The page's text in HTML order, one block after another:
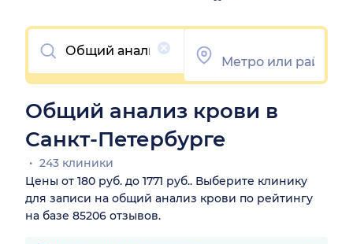
Очистить
Общий анализ крови в
Санкт-Петербурге
243 клиники
Цены от 180 руб. до 1771 руб.. Выберите клинику
для записи на общий анализ крови по рейтингу
на базе 85206 отзывов.